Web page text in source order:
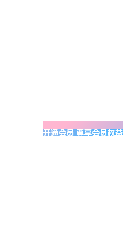
开通会员 尊享会员权益